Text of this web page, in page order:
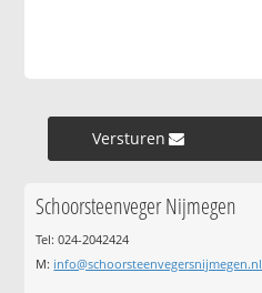
Versturen »
Schoorsteenveger Nijmegen
Tel: 024-2042424
M: info@schoorsteenvegersnijmegen.nl